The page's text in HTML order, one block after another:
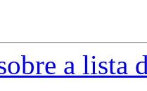
a lista